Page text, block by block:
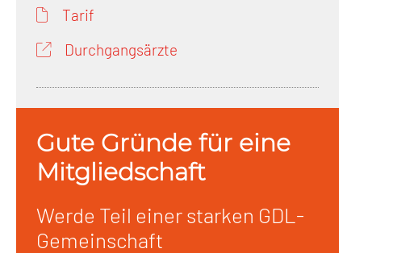
Tarif
Durchgangsärzte
Gute Gründe für eine
Mitgliedschaft
Werde Teil einer starken GDL-
Gemeinschaft